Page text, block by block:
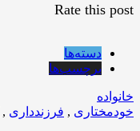
Rate this post
دسته‌ها
برچسب‌ها
خانواده
خودمختاری , فرزندداری ,